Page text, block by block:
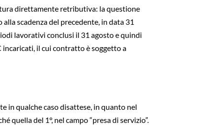
direttamente retributiva: la questione
scadenza del precedente, in data 31
lavorativi conclusi il 31 agosto e quindi
il cui contratto è soggetto a
in qualche caso disattese, in quanto nel
quella del 1°, nel campo “presa di servizio”.